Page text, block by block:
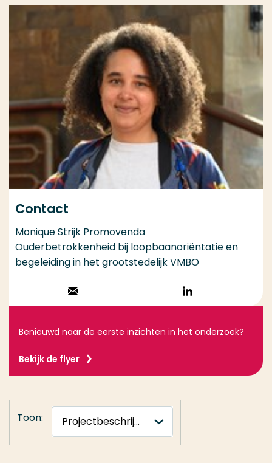
Contact
Monique Strijk Promovenda
Ouderbetrokkenheid bij loopbaanoriëntatie en
begeleiding in het grootstedelijk VMBO
Stuur een email
Volg op
LinkedIn
Benieuwd naar de eerste inzichten in het onderzoek?
Bekijk de flyer
Toon: